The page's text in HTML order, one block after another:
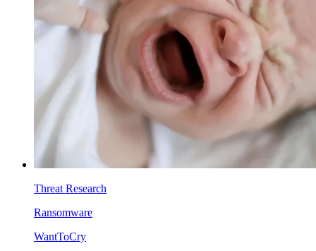
Threat Research
Ransomware
WantToCry